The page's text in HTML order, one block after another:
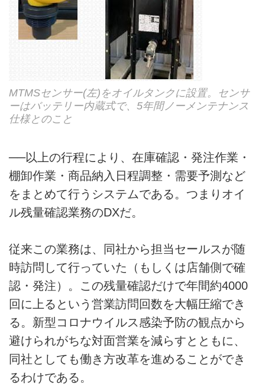
MTMSセンサー(左)をオイルタンクに設置。センサ
ーはバッテリー内蔵式で、5年間ノーメンテナンス
仕様とのこと
──以上の行程により、在庫確認・発注作業・
棚卸作業・商品納入日程調整・需要予測など
をまとめて行うシステムである。つまりオイ
ル残量確認業務のDXだ。
従来この業務は、同社から担当セールスが随
時訪問して行っていた（もしくは店舗側で確
認・発注）。この残量確認だけで年間約4000
回に上るという営業訪問回数を大幅圧縮でき
る。新型コロナウイルス感染予防の観点から
避けられがちな対面営業を減らすとともに、
同社としても働き方改革を進めることができ
るわけである。